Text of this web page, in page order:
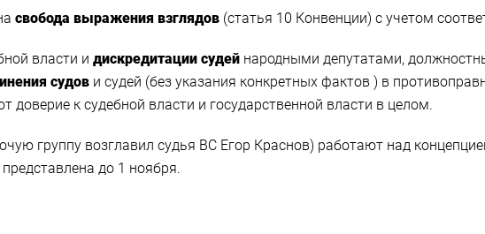
свобода выражения взглядов (статья 10 Конвенции) с учетом
власти и дискредитации судей народными депутатами,
судов и судей (без указания конкретных фактов ) в
к судебной власти и государственной власти в целом.
группу возглавил судья ВС Егор Краснов) работают над
до 1 ноября.